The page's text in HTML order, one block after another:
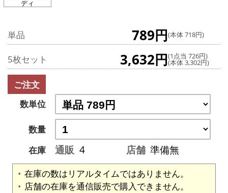
ディ
単品 789円(本体 718円)
5枚セット 3,632円(1点当 726円)
(本体 3,302円)
ご注文
数単位
数量
在庫
通販 4 店舗 準備無
在庫の数はリアルタイムではありません。
店舗の在庫を通信販売で購入できません。